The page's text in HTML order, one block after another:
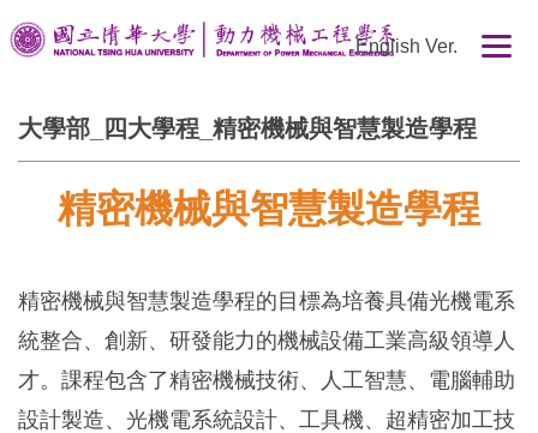
跳
到
內
容
English Ver.
大學部_四大學程_精密機械與智慧製造學程
精密機械與智慧製造學程
精密機械與智慧製造學程的目標為培養具備光機電系
統整合、創新、研發能力的機械設備工業高級領導人
才。課程包含了精密機械技術、人工智慧、電腦輔助
設計製造、光機電系統設計、工具機、超精密加工技